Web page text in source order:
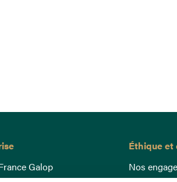
Galop
Éthique et
Nos